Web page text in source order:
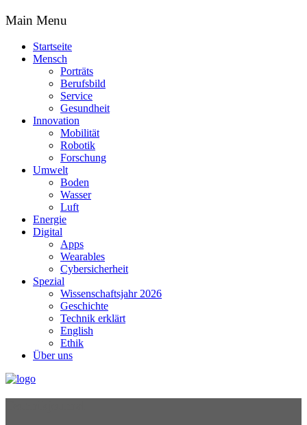
Main Menu
Startseite
Mensch
Porträts
Berufsbild
Service
Gesundheit
Innovation
Mobilität
Robotik
Forschung
Umwelt
Boden
Wasser
Luft
Energie
Digital
Apps
Wearables
Cybersicherheit
Spezial
Wissenschaftsjahr 2026
Geschichte
Technik erklärt
English
Ethik
Über uns